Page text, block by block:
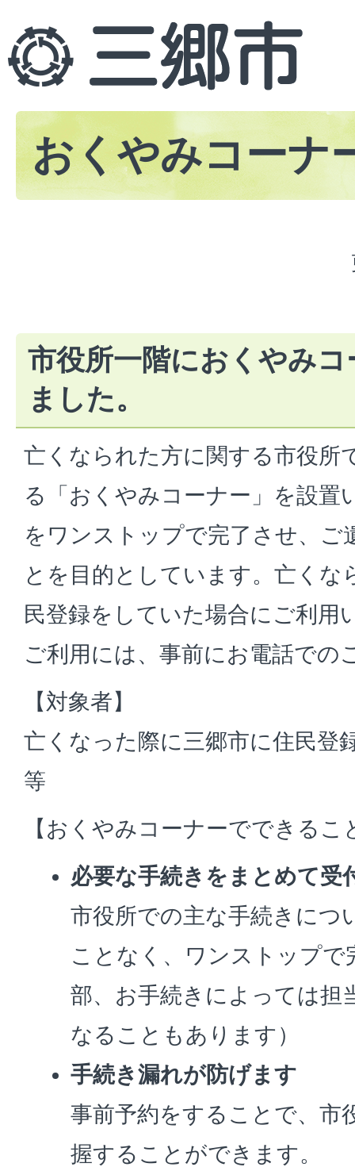
おくやみコーナ
市役所一階におくやみ
ました。
亡くなられた方に関する市役所
る「おくやみコーナー」を設置
をワンストップで完了させ、ご
とを目的としています。亡くな
民登録をしていた場合にご利用
ご利用には、事前にお電話での
【対象者】
亡くなった際に三郷市に住民登
等
【おくやみコーナーでできるこ
必要な手続きをまとめて受
市役所での主な手続きにつ
ことなく、ワンストップで
部、お手続きによっては担
なることもあります）
手続き漏れが防げます
事前予約をすることで、市
握することができます。